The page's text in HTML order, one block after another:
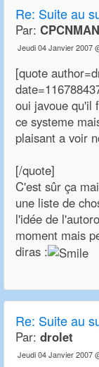
Re: Suite au
Par:
Jeudi 04 Janvier 2007
[quote
oui javoue qu'il
ce systeme
plaisant a voir
[/quote]
C'est sûr ça
une liste de
l'idée de
moment mais
diras :
Re: Suite au
Par: drolet
Jeudi 04 Janvier 2007